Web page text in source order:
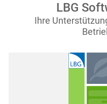
LBG
Ihre